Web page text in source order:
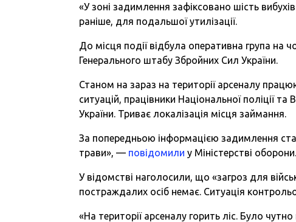
«У зоні задимлення зафіксовано шість
раніше, для подальшої утилізації.
До місця події відбула оперативна група на
Генерального штабу Збройних Сил України.
Станом на зараз на території арсеналу
ситуацій, працівники Національної поліції
України. Триває локалізація місця займання.
За попередньою інформацією задимлення
трави», — повідомили у Міністерстві оборони.
У відомстві наголосили, що «загроз для
постраждалих осіб немає. Ситуація
«На території арсеналу горить ліс. Було